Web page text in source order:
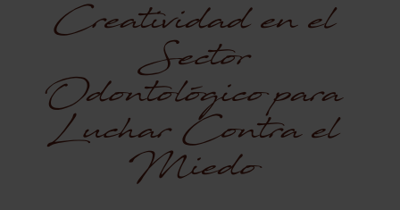
Creatividad en el
Sector
Odontológico para
Luchar Contra el
Miedo